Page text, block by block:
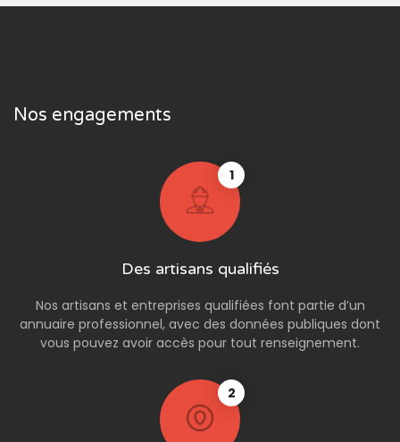
Nos engagements
1
Des artisans qualifiés
Nos artisans et entreprises qualifiées font partie d’un
annuaire professionnel, avec des données publiques dont
vous pouvez avoir accès pour tout renseignement.
2